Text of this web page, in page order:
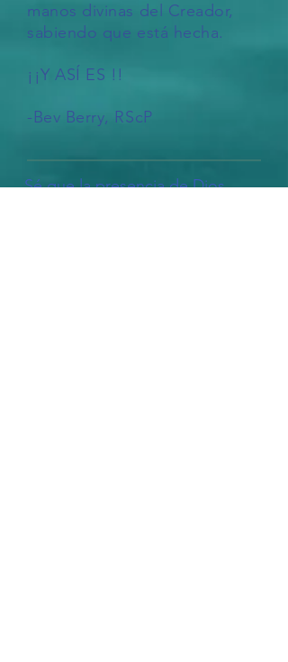
manos divinas del Creador,
sabiendo que está hecha.
¡¡Y ASÍ ES !!
-Bev Berry, RScP
Sé que la presencia de Dios